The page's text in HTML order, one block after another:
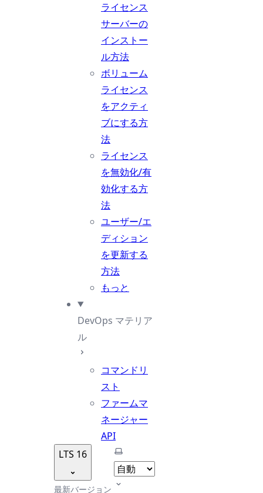
ライセンス
サーバーの
インストー
ル方法
ボリューム
ライセンス
をアクティ
ブにする方
法
ライセンス
を無効化/有
効化する方
法
ユーザー/エ
ディション
を更新する
方法
もっと
DevOps マテリア
ル
コマンドリ
スト
ファームマ
ネージャー
API
LTS 16
最新バージョン
テーマを選択